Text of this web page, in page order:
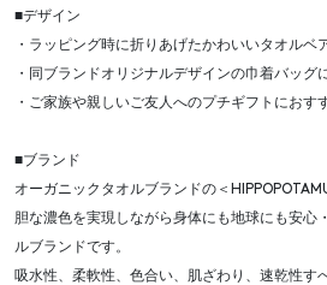
■デザイン
・ラッピング時に折りあげたかわいいタオルベ
・同ブランドオリジナルデザインの巾着バッグ
・ご家族や親しいご友人へのプチギフトにおす
■ブランド
オーガニックタオルブランドの＜
胆な濃色を実現しながら身体にも地球にも安心
ルブランドです。
吸水性、柔軟性、色合い、肌ざわり、速乾性す